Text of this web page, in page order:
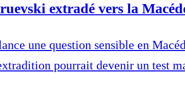
extradé vers la
une question sensible en
pourrait devenir un test